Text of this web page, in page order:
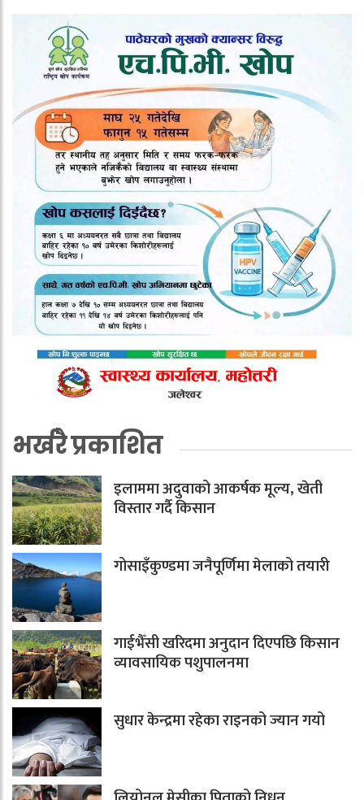
भर्खरै प्रकाशित
इलाममा अदुवाको आकर्षक मूल्य, खेती
विस्तार गर्दै किसान
गोसाइँकुण्डमा जनैपूर्णिमा मेलाको तयारी
गाईभैँसी खरिदमा अनुदान दिएपछि किसान
व्यावसायिक पशुपालनमा
सुधार केन्द्रमा रहेका राइनको ज्यान गयो